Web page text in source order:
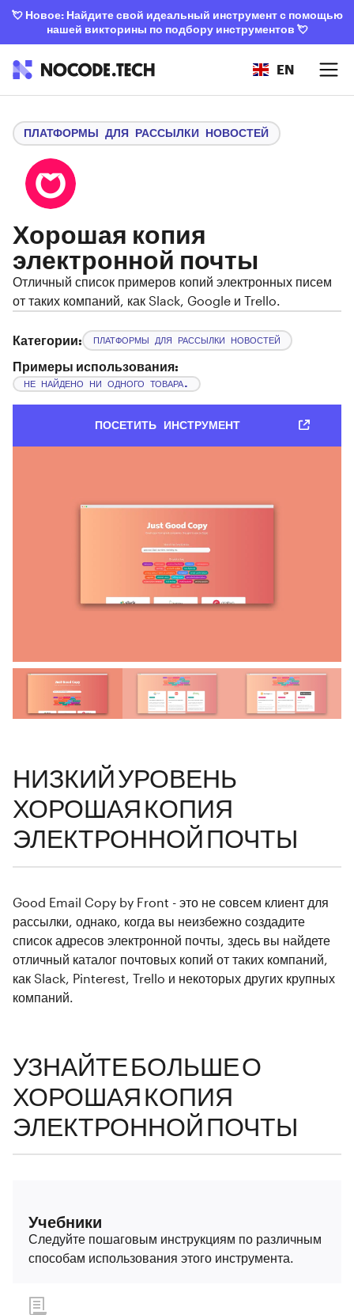
💘Новое: Найдите свой идеальный инструмент с помощью
нашей викторины по подбору инструментов 💘
EN
ПЛАТФОРМЫ ДЛЯ РАССЫЛКИ НОВОСТЕЙ
Хорошая копия
электронной почты
Отличный список примеров копий электронных писем
от таких компаний, как Slack, Google и Trello.
Категории: ПЛАТФОРМЫ ДЛЯ РАССЫЛКИ НОВОСТЕЙ
Примеры использования:
НЕ НАЙДЕНО НИ ОДНОГО ТОВАРА.
ПОСЕТИТЬ ИНСТРУМЕНТ
НИЗКИЙ УРОВЕНЬ
ХОРОШАЯ КОПИЯ
ЭЛЕКТРОННОЙ ПОЧТЫ
Good Email Copy by Front - это не совсем клиент для
рассылки, однако, когда вы неизбежно создадите
список адресов электронной почты, здесь вы найдете
отличный каталог почтовых копий от таких компаний,
как Slack, Pinterest, Trello и некоторых других крупных
компаний.
УЗНАЙТЕ БОЛЬШЕ О
ХОРОШАЯ КОПИЯ
ЭЛЕКТРОННОЙ ПОЧТЫ
Учебники
Следуйте пошаговым инструкциям по различным
способам использования этого инструмента.